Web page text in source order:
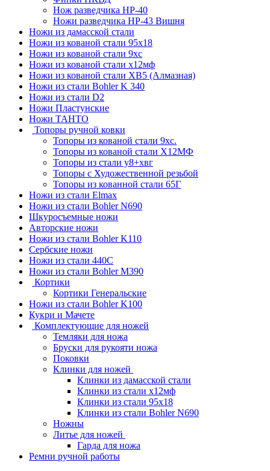
Нож разведчика НР-40
Ножи разведчика НР-43 Вишня
Ножи из дамасской стали
Ножи из кованой стали 95х18
Ножи из кованой стали 9хс
Ножи из кованой стали х12мф
Ножи из кованой стали ХВ5 (Алмазная)
Ножи из стали Bohler K 340
Ножи из стали D2
Ножи Пластунские
Ножи ТАНТО
Топоры ручной ковки
Топоры из кованой стали 9хс.
Топоры из кованой стали Х12МФ
Топоры из стали у8+хвг
Топоры с Художественной резьбой
Топоры из кованной стали 65Г
Ножи из стали Elmax
Ножи из стали Bohler N690
Шкуросъемные ножи
Авторские ножи
Ножи из стали Bohler K110
Сербские ножи
Ножи из стали 440С
Ножи из стали Bohler M390
Кортики
Кортики Генеральские
Ножи из стали Bohler K100
Кукри и Мачете
Комплектующие для ножей
Темляки для ножа
Бруски для рукояти ножа
Поковки
Клинки для ножей
Клинки из дамасской стали
Клинки из стали х12мф
Клинки из стали 95х18
Клинки из стали Bohler N690
Ножны
Литье для ножей
Гарда для ножа
Ремни ручной работы